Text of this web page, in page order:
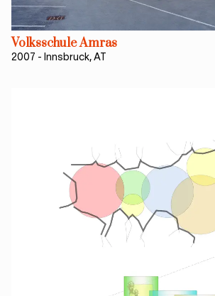
Volksschule Amras
2007 - Innsbruck, AT